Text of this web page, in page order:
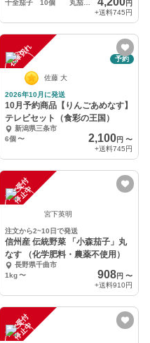
十全茄子 10個 丸茄子 6個
円
+送料745円
在庫切れ 予約
佐藤 大
2026年10月に発送
10月予約商品【りんごあめなす】
テレビセット（食彩の王国）
新潟県三条市
6個 〜 2,100円 〜
+送料745円
注
文
受
付
停
止
中
宮下英明
注文から2~10日で発送
信州産 伝統野菜 「小森茄子」丸
なす （化学肥料・農薬不使用）
長野県千曲市
1kg 〜 908円 〜
+送料910円
注
文
受
付
停
止
中